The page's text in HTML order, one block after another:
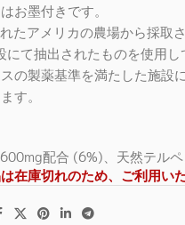
お墨付きです。
たアメリカの農場から採取さ
にて抽出されたものを使用し
の製薬基準を満たした施設
す。
配合 (6%)、天然テル
在庫切れのため、ご利用い